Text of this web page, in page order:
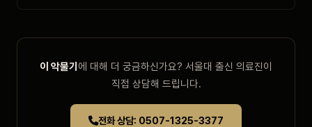
이 악물기 에 대해 더 궁금하신가요? 서울대 출신 의료진이
직접 상담해 드립니다.
전화 상담: 0507-1325-3377